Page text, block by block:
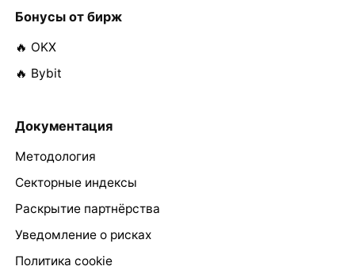
Бонусы от бирж
🔥 OKX
🔥 Bybit
Документация
Методология
Секторные индексы
Раскрытие партнёрства
Уведомление о рисках
Политика cookie